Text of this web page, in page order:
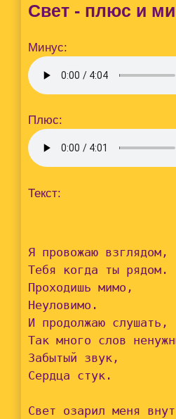
Свет - плюс и
Минус:
Плюс:
Текст:
Я провожаю взглядом,
Тебя когда ты рядом.
Проходишь мимо,
Неуловимо.
И продолжаю слушать,
Так много слов
Забытый звук,
Сердца стук.
Свет озарил меня